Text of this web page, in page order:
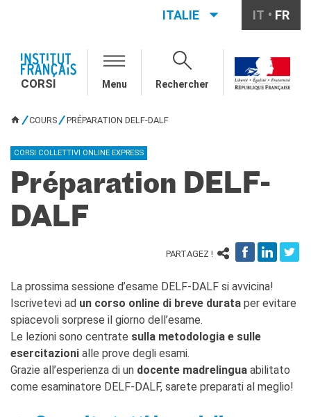
COURS DE FRANÇAIS ÉTÉ
2026
Cours collectifs à
Cours sur plateforme
COURS EN PRÉSENCE
Cours collectifs
Cours individuels
INFO
RESSOURCES POUR LE
FRANÇAIS
CONTATTACI!
RECHERCHER
ITALIE IT FR
CORSI Menu Rechercher
COURS PRÉPARATION DELF-DALF
CORSI COLLETTIVI ONLINE EXPRESS
Préparation DELF-
DALF
PARTAGEZ !
La prossima sessione d’esame DELF-DALF si avvicina!
Iscrivetevi ad un corso online di breve durata per evitare
spiacevoli sorprese il giorno dell’esame.
Le lezioni sono centrate sulla metodologia e sulle
esercitazioni alle prove degli esami.
Grazie all’esperienza di un docente madrelingua abilitato
come esaminatore DELF-DALF, sarete preparati al meglio!